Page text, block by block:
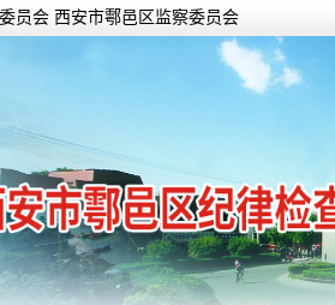
员会 西安市鄠邑区监察委员会